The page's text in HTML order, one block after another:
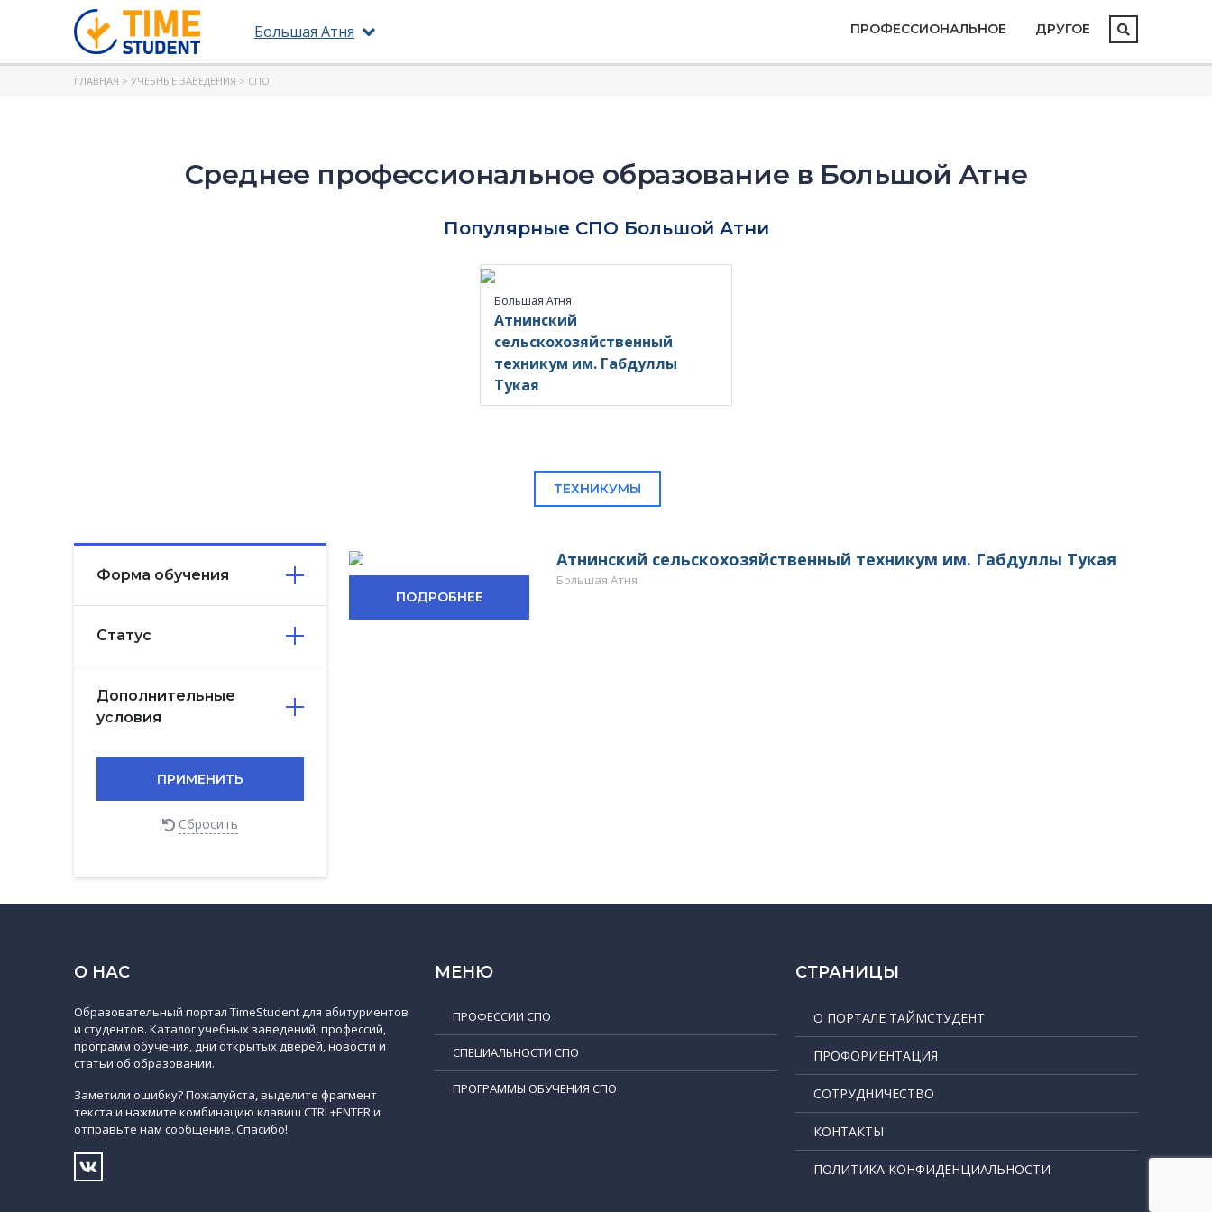
Большая Атня ПРОФЕССИОНАЛЬНОЕ ДРУГОЕ
ГЛАВНАЯ > УЧЕБНЫЕ ЗАВЕДЕНИЯ > СПО
Среднее профессиональное образование в Большой Атне
Популярные СПО Большой Атни
Большая Атня
Атнинский
сельскохозяйственный
техникум им. Габдуллы
Тукая
ТЕХНИКУМЫ
Форма обучения
Статус
Дополнительные
условия
ПРИМЕНИТЬ
Сбросить
ПОДРОБНЕЕ
Атнинский сельскохозяйственный техникум им. Габдуллы Тукая
Большая Атня
О НАС
Образовательный портал TimeStudent для абитуриентов
и студентов. Каталог учебных заведений, профессий,
программ обучения, дни открытых дверей, новости и
статьи об образовании.
Заметили ошибку? Пожалуйста, выделите фрагмент
текста и нажмите комбинацию клавиш CTRL+ENTER и
отправьте нам сообщение. Спасибо!
МЕНЮ
ПРОФЕССИИ СПО
СПЕЦИАЛЬНОСТИ СПО
ПРОГРАММЫ ОБУЧЕНИЯ СПО
СТРАНИЦЫ
О ПОРТАЛЕ ТАЙМСТУДЕНТ
ПРОФОРИЕНТАЦИЯ
СОТРУДНИЧЕСТВО
КОНТАКТЫ
ПОЛИТИКА КОНФИДЕНЦИАЛЬНОСТИ